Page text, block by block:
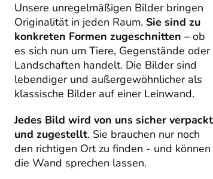
Unsere unregelmäßigen Bilder bringen
Originalität in jeden Raum. Sie sind zu
konkreten Formen zugeschnitten – ob
es sich nun um Tiere, Gegenstände oder
Landschaften handelt. Die Bilder sind
lebendiger und außergewöhnlicher als
klassische Bilder auf einer Leinwand.
Jedes Bild wird von uns sicher verpackt
und zugestellt. Sie brauchen nur noch
den richtigen Ort zu finden - und können
die Wand sprechen lassen.